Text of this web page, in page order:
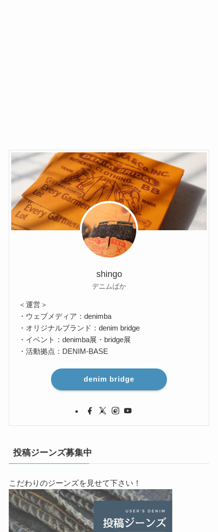
shingo
デニムばか
＜運営＞
・ウェブメディア：denimba
・オリジナルブランド：denim bridge
・イベント：denimba展・bridge展
・活動拠点：DENIM-BASE
denim bridge
投稿ジーンズ募集中
こだわりのジーンズを見せて下さい！